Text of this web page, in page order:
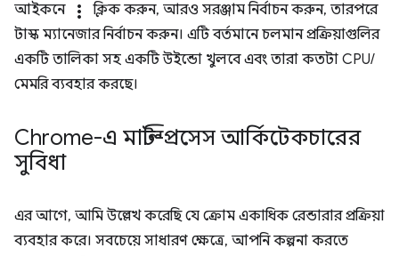
আইকনে
more_vert
ক্লিক করুন, আরও সরঞ্জাম নির্বাচন করুন, তারপরে
টাস্ক ম্যানেজার নির্বাচন করুন। এটি বর্তমানে চলমান প্রক্রিয়াগুলির
একটি তালিকা সহ একটি উইন্ডো খুলবে এবং তারা কতটা CPU/
মেমরি ব্যবহার করছে।
Chrome-এ মাল্টি-প্রসেস আর্কিটেকচারের
সুবিধা
এর আগে, আমি উল্লেখ করেছি যে ক্রোম একাধিক রেন্ডারার প্রক্রিয়া
ব্যবহার করে। সবচেয়ে সাধারণ ক্ষেত্রে, আপনি কল্পনা করতে